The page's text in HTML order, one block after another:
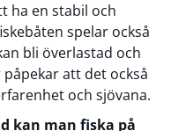
ha en stabil och
spelar också
bli överlastad och
att det också
och sjövana.
kan man fiska på